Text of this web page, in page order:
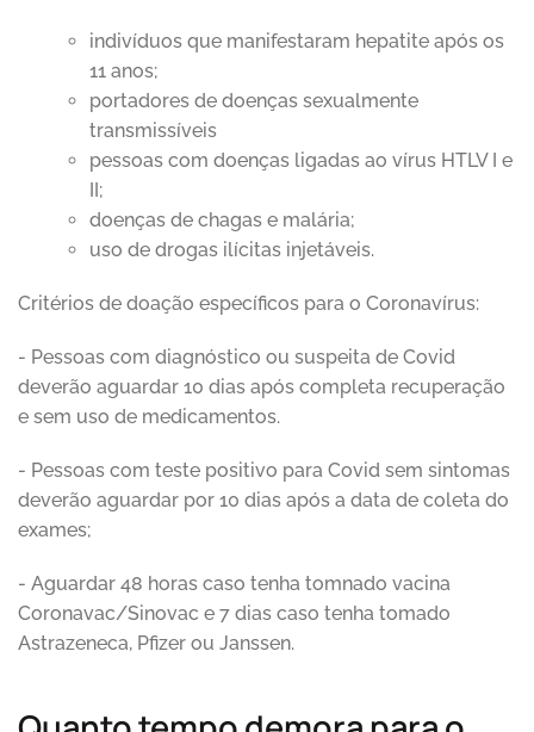
indivíduos que manifestaram hepatite após os
11 anos;
portadores de doenças sexualmente
transmissíveis
pessoas com doenças ligadas ao vírus HTLV I e
II;
doenças de chagas e malária;
uso de drogas ilícitas injetáveis.
Critérios de doação específicos para o Coronavírus:
- Pessoas com diagnóstico ou suspeita de Covid
deverão aguardar 10 dias após completa recuperação
e sem uso de medicamentos.
- Pessoas com teste positivo para Covid sem sintomas
deverão aguardar por 10 dias após a data de coleta do
exames;
- Aguardar 48 horas caso tenha tomnado vacina
Coronavac/Sinovac e 7 dias caso tenha tomado
Astrazeneca, Pfizer ou Janssen.